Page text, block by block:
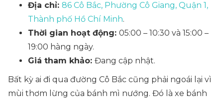
Địa chỉ: 86 Cô Bắc, Phường Cô Giang, Quận 1,
Thành phố Hồ Chí Minh.
Thời gian hoạt động: 05:00 – 10:30 và 15:00 –
19:00 hàng ngày.
Giá tham khảo: Đang cập nhật.
Bất kỳ ai đi qua đường Cô Bắc cũng phải ngoái lại vì
mùi thơm lừng của bánh mì nướng. Đó là xe bánh